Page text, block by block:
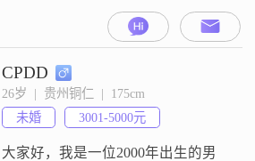
前在铜仁石阡老家##3002##我是一
个比较细心##3001##生活上会照顾
人以及情绪稳定的人，平时大部分
时间都是自己一个人住，偶尔散散
步，出门走一走，自己做做饭，偶
尔也会小酌一下，大概一周跟父母
吃一次饭，希望我的另一半能给我
一定的安全感，我内心其实是
CPDD
26岁  |  贵州铜仁  |  175cm
未婚
3001-5000元
大家好，我是一位2000年出生的男